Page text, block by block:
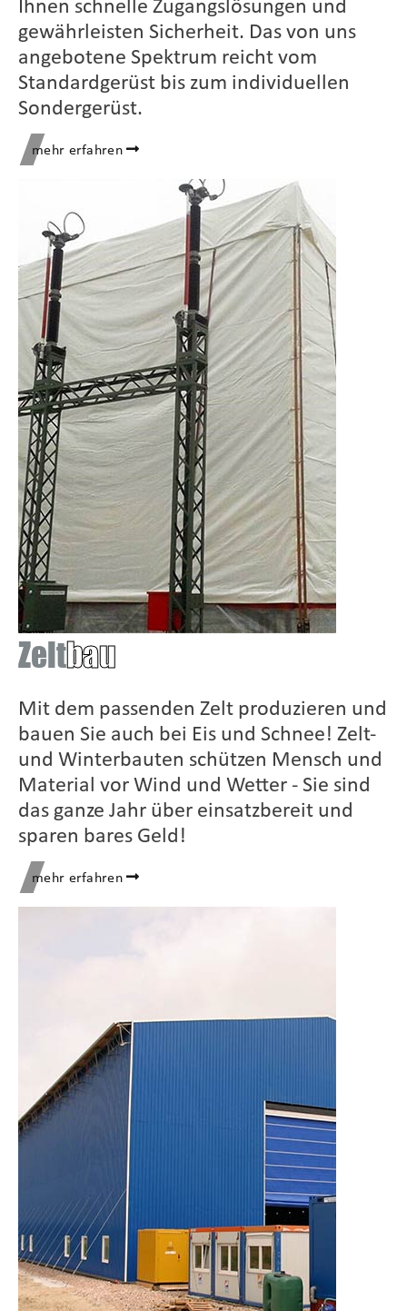
gewährleisten Sicherheit. Das von uns
angebotene Spektrum reicht vom
Standardgerüst bis zum individuellen
Sondergerüst.​
mehr erfahren
Zeltbau
Mit dem passenden Zelt produzieren und
bauen Sie auch bei Eis und Schnee! Zelt-
und Winterbauten schützen Mensch und
Material vor Wind und Wetter - Sie sind
das ganze Jahr über einsatzbereit und
sparen bares Geld!
mehr erfahren